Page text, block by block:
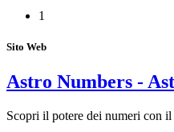
1
Sito Web
Astro Numbers -
Scopri il potere dei numeri con